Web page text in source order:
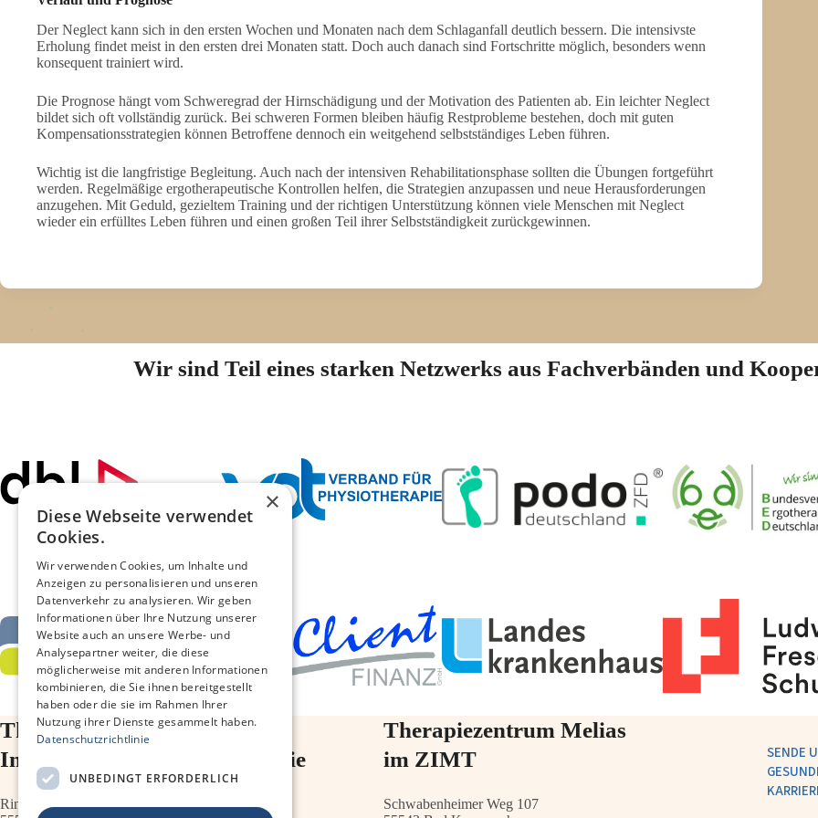
Der Neglect kann sich in den ersten Wochen und Monaten nach dem Schlaganfall deutlich bessern. Die intensivste
Erholung findet meist in den ersten drei Monaten statt. Doch auch danach sind Fortschritte möglich, besonders wenn
konsequent trainiert wird.
Die Prognose hängt vom Schweregrad der Hirnschädigung und der Motivation des Patienten ab. Ein leichter Neglect
bildet sich oft vollständig zurück. Bei schweren Formen bleiben häufig Restprobleme bestehen, doch mit guten
Kompensationsstrategien können Betroffene dennoch ein weitgehend selbstständiges Leben führen.
Wichtig ist die langfristige Begleitung. Auch nach der intensiven Rehabilitationsphase sollten die Übungen fortgeführt
werden. Regelmäßige ergotherapeutische Kontrollen helfen, die Strategien anzupassen und neue Herausforderungen
anzugehen. Mit Geduld, gezieltem Training und der richtigen Unterstützung können viele Menschen mit Neglect
wieder ein erfülltes Leben führen und einen großen Teil ihrer Selbstständigkeit zurückgewinnen.
Wir sind Teil eines starken Netzwerks aus Fachverbänden und
Therapiezentrum Melias
Im Ärztehaus vor der Diakonie
Ringstr.64a
Therapiezentrum Melias
im ZIMT
Schwabenheimer Weg 107
SENDE
×
Diese Webseite verwendet
Cookies.
Wir verwenden Cookies, um Inhalte und
Anzeigen zu personalisieren und unseren
Datenverkehr zu analysieren. Wir geben
Informationen über Ihre Nutzung unserer
Website auch an unsere Werbe- und
Analysepartner weiter, die diese
möglicherweise mit anderen Informationen
kombinieren, die Sie ihnen bereitgestellt
haben oder die sie im Rahmen Ihrer
Nutzung ihrer Dienste gesammelt haben.
Datenschutzrichtlinie
UNBEDINGT ERFORDERLICH